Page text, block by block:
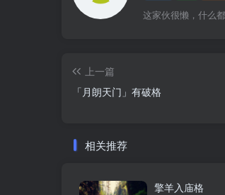
这家伙很懒，什么
上一篇
「月朗天门」有破格
相关推荐
擎羊入庙格